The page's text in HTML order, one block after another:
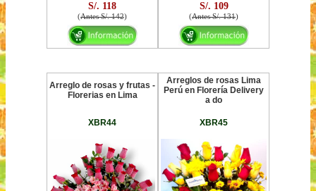
S/. 118
(Antes S/. 142)
S/. 109
(Antes S/. 131)
Arreglo de rosas y frutas -
Florerias en Lima
XBR44
Arreglos de rosas Lima
Perú en Florería Delivery
a do
XBR45